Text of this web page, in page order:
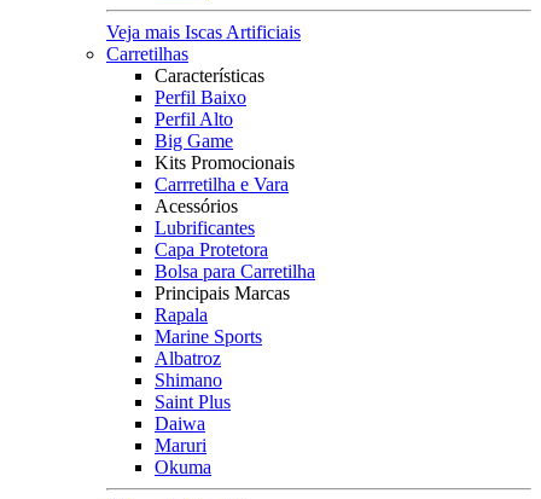
Veja mais Iscas Artificiais
Carretilhas
Características
Perfil Baixo
Perfil Alto
Big Game
Kits Promocionais
Carrretilha e Vara
Acessórios
Lubrificantes
Capa Protetora
Bolsa para Carretilha
Principais Marcas
Rapala
Marine Sports
Albatroz
Shimano
Saint Plus
Daiwa
Maruri
Okuma